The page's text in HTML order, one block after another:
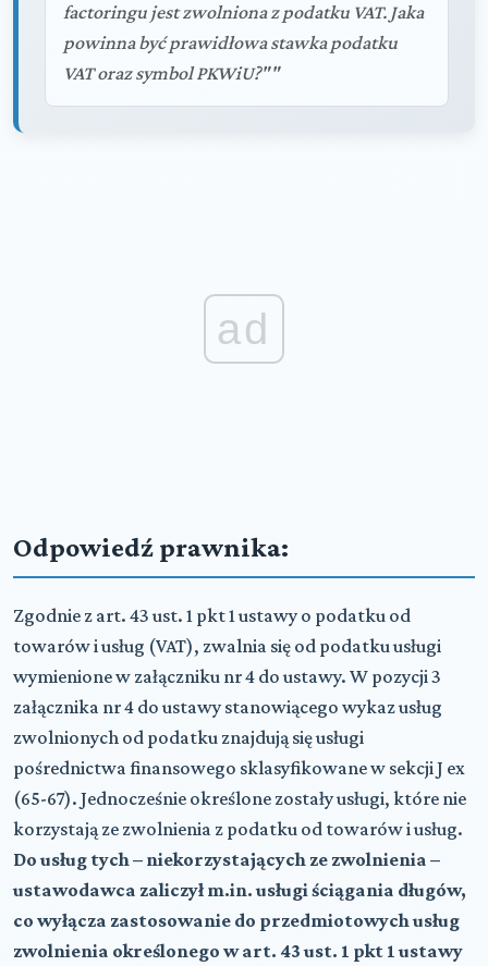
factoringu jest zwolniona z podatku VAT. Jaka
powinna być prawidłowa stawka podatku
VAT oraz symbol PKWiU?""
ad
Odpowiedź prawnika:
Zgodnie z art. 43 ust. 1 pkt 1 ustawy o podatku od
towarów i usług (VAT), zwalnia się od podatku usługi
wymienione w załączniku nr 4 do ustawy. W pozycji 3
załącznika nr 4 do ustawy stanowiącego wykaz usług
zwolnionych od podatku znajdują się usługi
pośrednictwa finansowego sklasyfikowane w sekcji J ex
(65-67). Jednocześnie określone zostały usługi, które nie
korzystają ze zwolnienia z podatku od towarów i usług.
Do usług tych – niekorzystających ze zwolnienia –
ustawodawca zaliczył m.in. usługi ściągania długów,
co wyłącza zastosowanie do przedmiotowych usług
zwolnienia określonego w art. 43 ust. 1 pkt 1 ustawy